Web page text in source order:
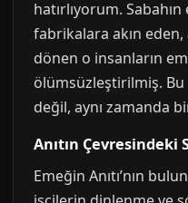
hatırlıyorum.
fabrikalara akın
dönen o insanların
ölümsüzleştirilmiş. Bu
değil, aynı zamanda
Anıtın Çevresindeki
Emeğin Anıtı’nın